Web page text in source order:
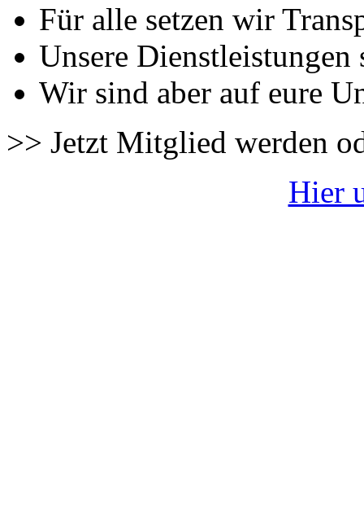
Für alle setzen wir
Unsere Dienstleistungen
Wir sind aber auf eure
>> Jetzt Mitglied werden
Hier